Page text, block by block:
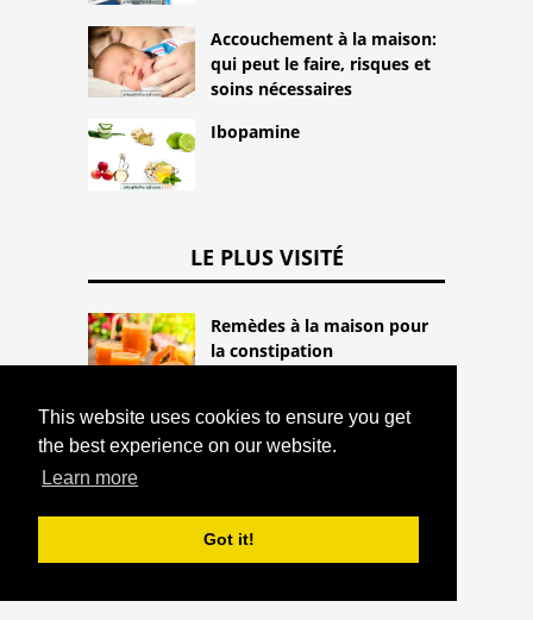
This website uses cookies to ensure you get
the best experience on our website.
Learn more
Got it!
Accouchement à la maison:
qui peut le faire, risques et
soins nécessaires
Ibopamine
LE PLUS VISITÉ
Remèdes à la maison pour
la constipation
les allergies
Quelle est l'anémie
falciforme, les causes et
comment est effectué le